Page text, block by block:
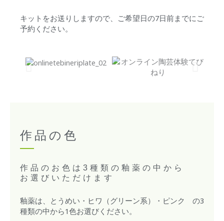
キットをお送りしますので、ご希望日の7日前までにご
予約ください。
作品の色
作品のお色は3種類の釉薬の中から
お選びいただけます​
釉薬は、とうめい・ヒワ（グリーン系）・ピンク の3
種類の中から1色お選びください。